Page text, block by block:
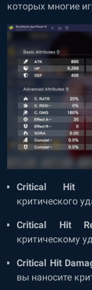
которых многие
Critical Hit
критического
Critical Hit
критическому
Critical Hit
вы наносите